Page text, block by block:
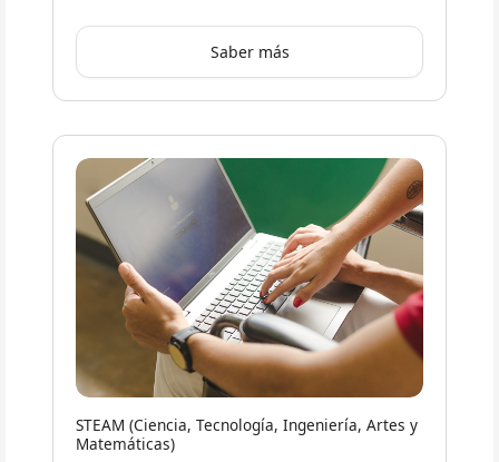
Saber más
STEAM (Ciencia, Tecnología, Ingeniería, Artes y
Matemáticas)